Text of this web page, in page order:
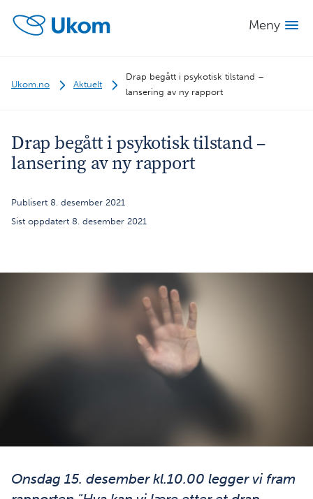
Meny
Ukom.no Aktuelt
Drap begått i psykotisk tilstand –
lansering av ny rapport
Drap begått i psykotisk tilstand –
lansering av ny rapport
Publisert 8. desember 2021
Sist oppdatert 8. desember 2021
Onsdag 15. desember kl.10.00 legger vi fram